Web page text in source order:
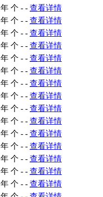
年 个 - - 查看详情
年 个 - - 查看详情
年 个 - - 查看详情
年 个 - - 查看详情
年 个 - - 查看详情
年 个 - - 查看详情
年 个 - - 查看详情
年 个 - - 查看详情
年 个 - - 查看详情
年 个 - - 查看详情
年 个 - - 查看详情
年 个 - - 查看详情
年 个 - - 查看详情
年 个 - - 查看详情
年 个 - - 查看详情